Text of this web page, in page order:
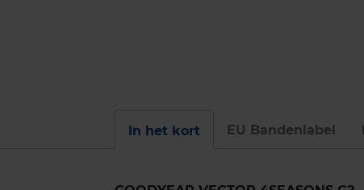
In het kort EU Bandenlabel